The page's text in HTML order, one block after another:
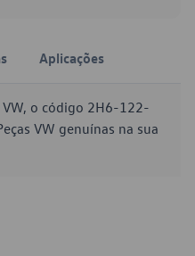
Aplicações
o código 2H6-122-
VW genuínas na sua